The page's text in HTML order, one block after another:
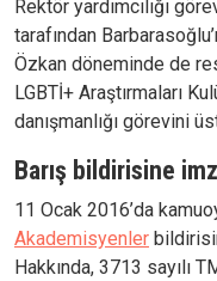
Rektör yardımcılığı
tarafından
Özkan döneminde de
LGBTİ+ Araştırmaları
danışmanlığı görevini
Barış bildirisine
11 Ocak 2016’da
Akademisyenler
Hakkında, 3713 sayılı